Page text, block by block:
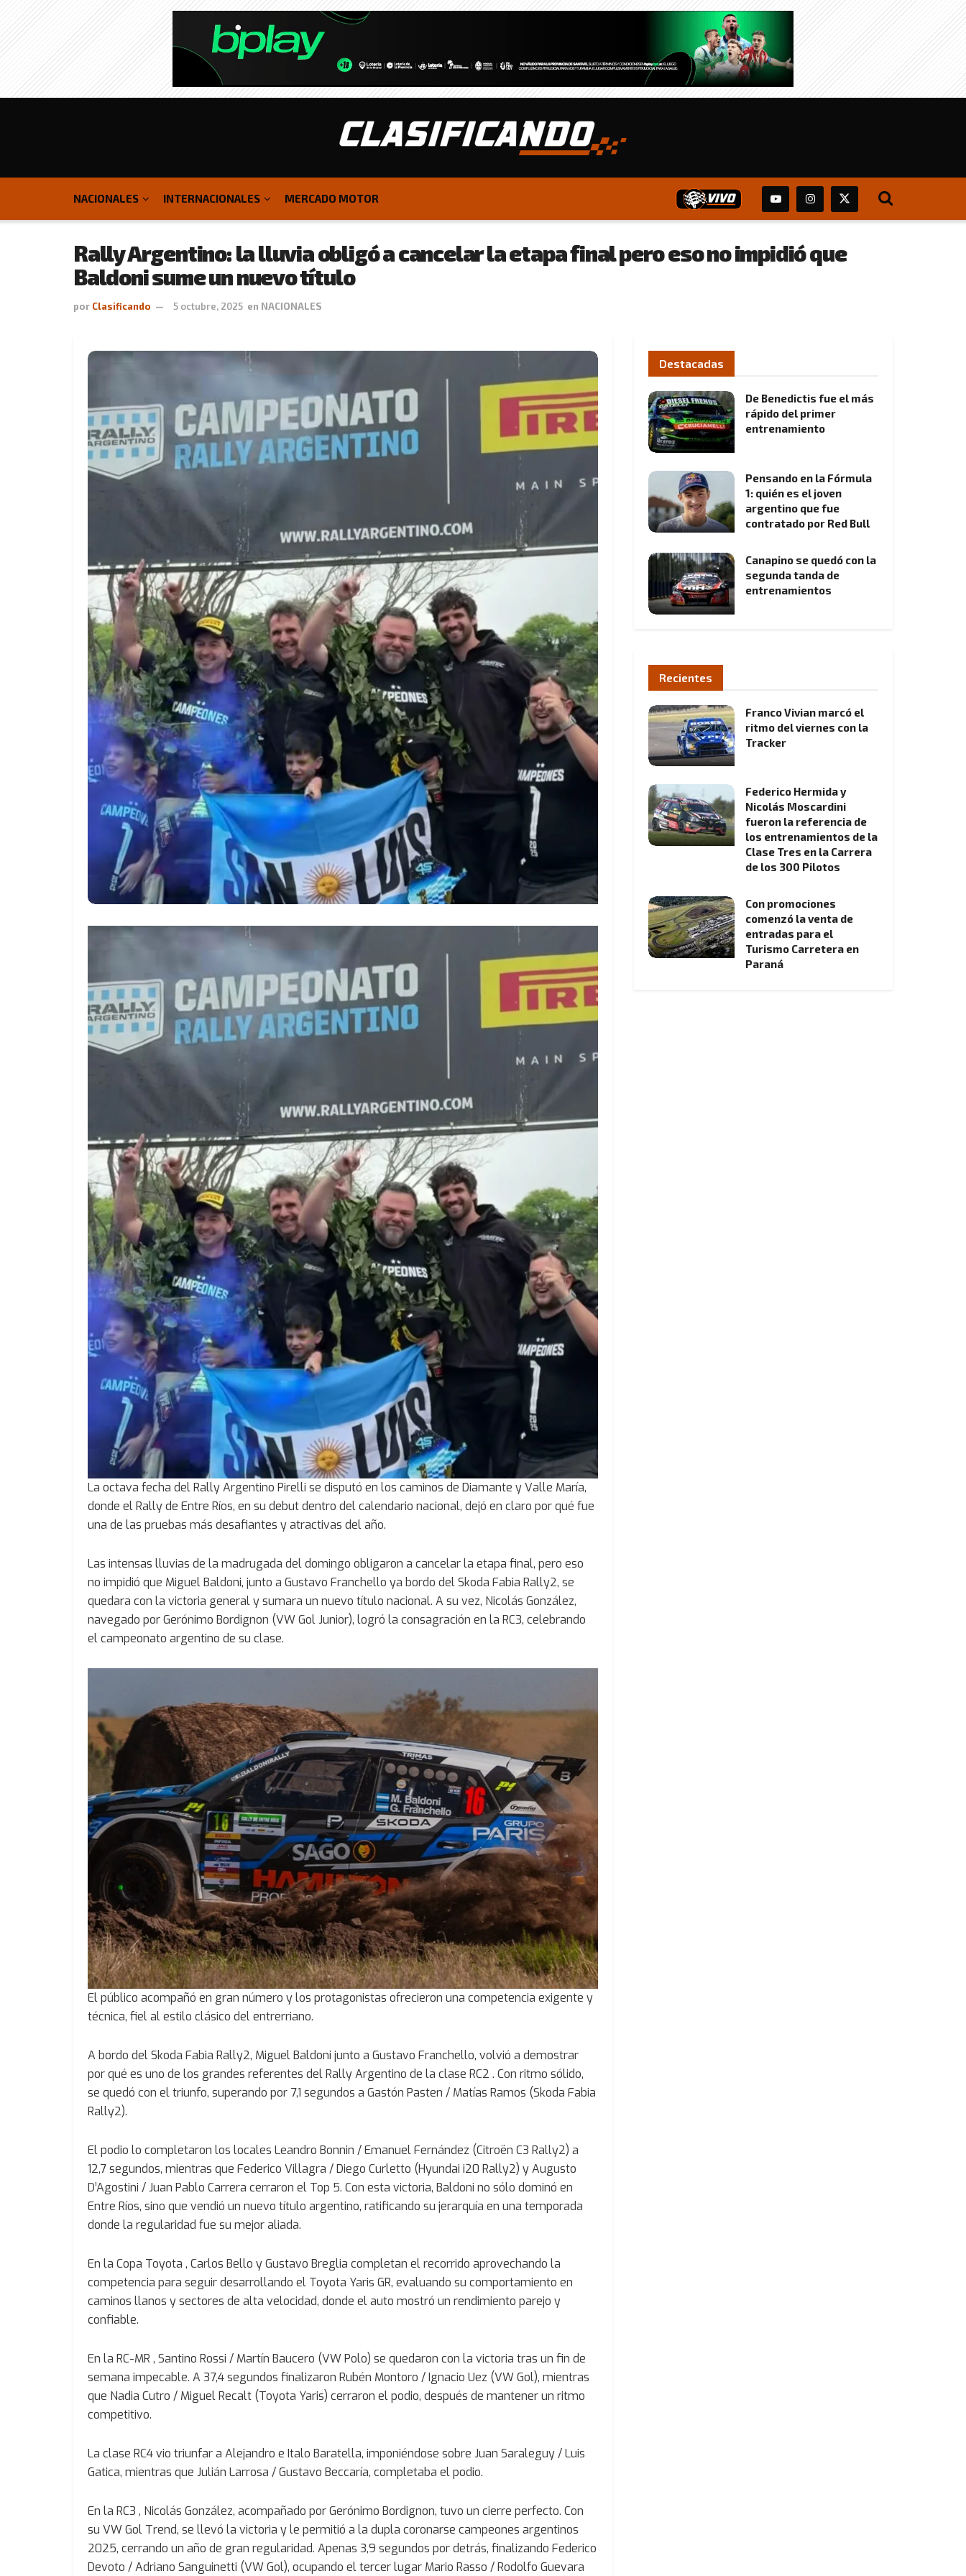
NACIONALES INTERNACIONALES MERCADO MOTOR
Rally Argentino: la lluvia obligó a cancelar la etapa final pero eso no impidió que
Baldoni sume un nuevo título
por Clasificando 5 octubre, 2025 en NACIONALES
La octava fecha del Rally Argentino Pirelli se disputó en los caminos de Diamante y Valle María,
donde el Rally de Entre Ríos, en su debut dentro del calendario nacional, dejó en claro por qué fue
una de las pruebas más desafiantes y atractivas del año.
Las intensas lluvias de la madrugada del domingo obligaron a cancelar la etapa final, pero eso
no impidió que Miguel Baldoni, junto a Gustavo Franchello ya bordo del Skoda Fabia Rally2, se
quedara con la victoria general y sumara un nuevo título nacional. A su vez, Nicolás González,
navegado por Gerónimo Bordignon (VW Gol Junior), logró la consagración en la RC3, celebrando
el campeonato argentino de su clase.
El público acompañó en gran número y los protagonistas ofrecieron una competencia exigente y
técnica, fiel al estilo clásico del entrerriano.
A bordo del Skoda Fabia Rally2, Miguel Baldoni junto a Gustavo Franchello, volvió a demostrar
por qué es uno de los grandes referentes del Rally Argentino de la clase RC2 . Con ritmo sólido,
se quedó con el triunfo, superando por 7,1 segundos a Gastón Pasten / Matías Ramos (Skoda Fabia
Rally2).
El podio lo completaron los locales Leandro Bonnin / Emanuel Fernández (Citroën C3 Rally2) a
12,7 segundos, mientras que Federico Villagra / Diego Curletto (Hyundai i20 Rally2) y Augusto
D’Agostini / Juan Pablo Carrera cerraron el Top 5. Con esta victoria, Baldoni no sólo dominó en
Entre Ríos, sino que vendió un nuevo título argentino, ratificando su jerarquía en una temporada
donde la regularidad fue su mejor aliada.
En la Copa Toyota , Carlos Bello y Gustavo Breglia completan el recorrido aprovechando la
competencia para seguir desarrollando el Toyota Yaris GR, evaluando su comportamiento en
caminos llanos y sectores de alta velocidad, donde el auto mostró un rendimiento parejo y
confiable.
En la RC-MR , Santino Rossi / Martín Baucero (VW Polo) se quedaron con la victoria tras un fin de
semana impecable. A 37,4 segundos finalizaron Rubén Montoro / Ignacio Uez (VW Gol), mientras
que Nadia Cutro / Miguel Recalt (Toyota Yaris) cerraron el podio, después de mantener un ritmo
competitivo.
La clase RC4 vio triunfar a Alejandro e Italo Baratella, imponiéndose sobre Juan Saraleguy / Luis
Gatica, mientras que Julián Larrosa / Gustavo Beccaría, completaba el podio.
En la RC3 , Nicolás González, acompañado por Gerónimo Bordignon, tuvo un cierre perfecto. Con
su VW Gol Trend, se llevó la victoria y le permitió a la dupla coronarse campeones argentinos
2025, cerrando un año de gran regularidad. Apenas 3,9 segundos por detrás, finalizando Federico
Devoto / Adriano Sanguinetti (VW Gol), ocupando el tercer lugar Mario Rasso / Rodolfo Guevara
Destacadas
De Benedictis fue el más
rápido del primer
entrenamiento
Pensando en la Fórmula
1: quién es el joven
argentino que fue
contratado por Red Bull
Canapino se quedó con la
segunda tanda de
entrenamientos
Recientes
Franco Vivian marcó el
ritmo del viernes con la
Tracker
Federico Hermida y
Nicolás Moscardini
fueron la referencia de
los entrenamientos de la
Clase Tres en la Carrera
de los 300 Pilotos
Con promociones
comenzó la venta de
entradas para el
Turismo Carretera en
Paraná